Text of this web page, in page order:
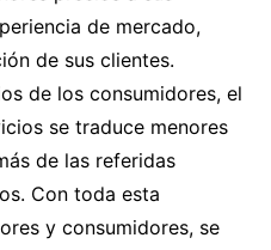
de mercado,
de sus clientes.
de los consumidores, el
se traduce menores
de las referidas
Con toda esta
y consumidores, se